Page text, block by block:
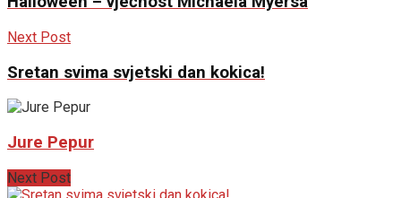
Next Post
Sretan svima svjetski dan kokica!
Jure Pepur
Next Post